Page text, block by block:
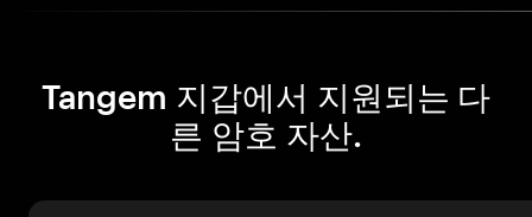
Tangem 지갑에서 지원되는 다
른 암호 자산.